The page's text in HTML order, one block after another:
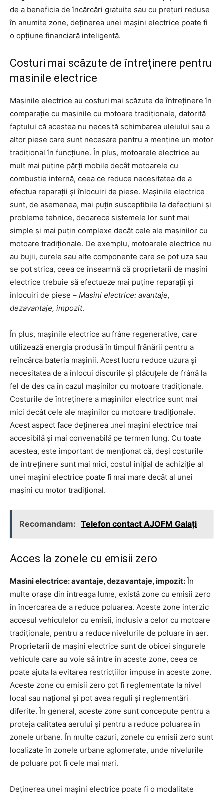
de a beneficia de încărcări gratuite sau cu prețuri reduse
în anumite zone, deținerea unei mașini electrice poate fi
o opțiune financiară inteligentă.
Costuri mai scăzute de întreținere pentru
masinile electrice
Mașinile electrice au costuri mai scăzute de întreținere în
comparație cu mașinile cu motoare tradiționale, datorită
faptului că acestea nu necesită schimbarea uleiului sau a
altor piese care sunt necesare pentru a menține un motor
tradițional în funcțiune. În plus, motoarele electrice au
mult mai puține părți mobile decât motoarele cu
combustie internă, ceea ce reduce necesitatea de a
efectua reparații și înlocuiri de piese. Mașinile electrice
sunt, de asemenea, mai puțin susceptibile la defecțiuni și
probleme tehnice, deoarece sistemele lor sunt mai
simple și mai puțin complexe decât cele ale mașinilor cu
motoare tradiționale. De exemplu, motoarele electrice nu
au bujii, curele sau alte componente care se pot uza sau
se pot strica, ceea ce înseamnă că proprietarii de mașini
electrice trebuie să efectueze mai puține reparații și
înlocuiri de piese – Masini electrice: avantaje,
dezavantaje, impozit.
În plus, mașinile electrice au frâne regenerative, care
utilizează energia produsă în timpul frânării pentru a
reîncărca bateria mașinii. Acest lucru reduce uzura și
necesitatea de a înlocui discurile și plăcuțele de frână la
fel de des ca în cazul mașinilor cu motoare tradiționale.
Costurile de întreținere a mașinilor electrice sunt mai
mici decât cele ale mașinilor cu motoare tradiționale.
Acest aspect face deținerea unei mașini electrice mai
accesibilă și mai convenabilă pe termen lung. Cu toate
acestea, este important de menționat că, deși costurile
de întreținere sunt mai mici, costul inițial de achiziție al
unei mașini electrice poate fi mai mare decât al unei
mașini cu motor tradițional.
Recomandam: Telefon contact AJOFM Galaţi
Acces la zonele cu emisii zero
Masini electrice: avantaje, dezavantaje, impozit: În
multe orașe din întreaga lume, există zone cu emisii zero
în încercarea de a reduce poluarea. Aceste zone interzic
accesul vehiculelor cu emisii, inclusiv a celor cu motoare
tradiționale, pentru a reduce nivelurile de poluare în aer.
Proprietarii de mașini electrice sunt de obicei singurele
vehicule care au voie să intre în aceste zone, ceea ce
poate ajuta la evitarea restricțiilor impuse în aceste zone.
Aceste zone cu emisii zero pot fi reglementate la nivel
local sau național și pot avea reguli și reglementări
diferite. În general, aceste zone sunt concepute pentru a
proteja calitatea aerului și pentru a reduce poluarea în
zonele urbane. În multe cazuri, zonele cu emisii zero sunt
localizate în zonele urbane aglomerate, unde nivelurile
de poluare pot fi cele mai mari.
Deținerea unei mașini electrice poate fi o modalitate